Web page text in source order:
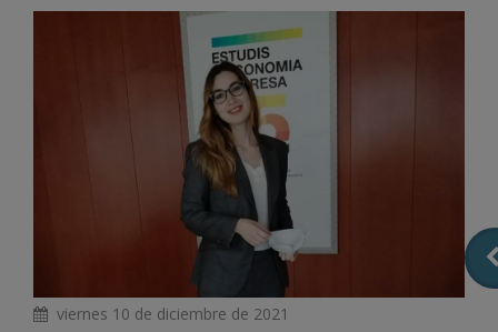
viernes 10 de diciembre de 2021